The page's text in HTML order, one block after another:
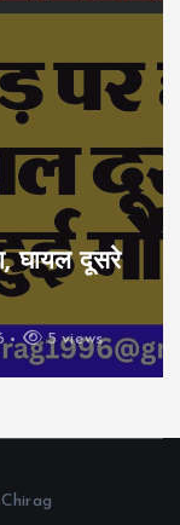
घायल दूसरे
5 views